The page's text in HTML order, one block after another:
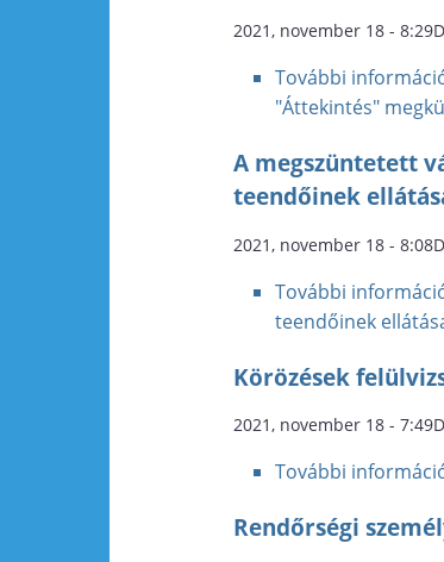
2021, november 18 -
További
"Áttekintés"
A megszüntetett
teendőinek
2021, november 18 -
További
teendőinek
Körözések
2021, november 18 -
További
Rendőrségi